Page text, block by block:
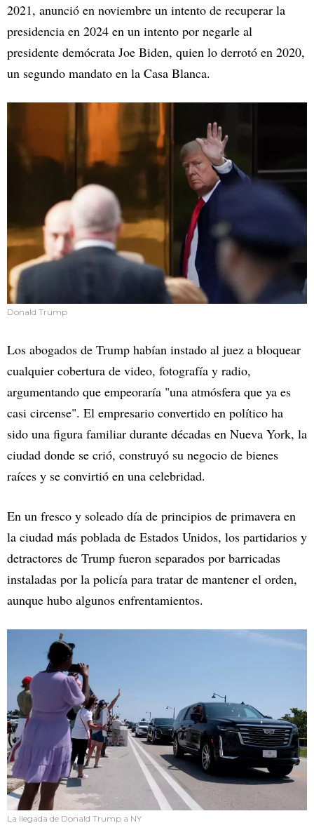
2021, anunció en noviembre un intento de recuperar la
presidencia en 2024 en un intento por negarle al
presidente demócrata Joe Biden, quien lo derrotó en 2020,
un segundo mandato en la Casa Blanca.
Donald Trump
Los abogados de Trump habían instado al juez a bloquear
cualquier cobertura de video, fotografía y radio,
argumentando que empeoraría "una atmósfera que ya es
casi circense". El empresario convertido en político ha
sido una figura familiar durante décadas en Nueva York, la
ciudad donde se crió, construyó su negocio de bienes
raíces y se convirtió en una celebridad.
En un fresco y soleado día de principios de primavera en
la ciudad más poblada de Estados Unidos, los partidarios y
detractores de Trump fueron separados por barricadas
instaladas por la policía para tratar de mantener el orden,
aunque hubo algunos enfrentamientos.
La llegada de Donald Trump a NY